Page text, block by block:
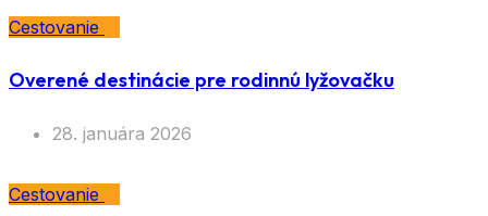
Cestovanie
Overené destinácie pre rodinnú lyžovačku
28. januára 2026
Cestovanie